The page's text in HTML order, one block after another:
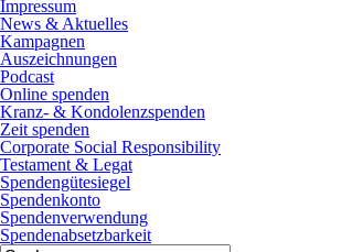
Impressum
News & Aktuelles
Kampagnen
Auszeichnungen
Podcast
Online spenden
Kranz- & Kondolenzspenden
Zeit spenden
Corporate Social Responsibility
Testament & Legat
Spendengütesiegel
Spendenkonto
Spendenverwendung
Spendenabsetzbarkeit